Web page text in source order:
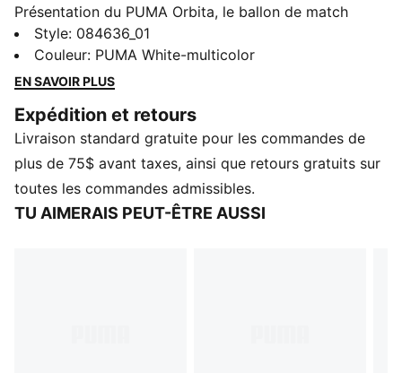
Présentation du PUMA Orbita, le ballon de match
officiel utilisé dans les ligues professionnelles de haut
niveau. Conçu pour des performances d'élite, il offre
un toucher, un vol et une précision supérieurs pour
DÉTAILS
Ballon cousu à la machine pour offrir une forme
parfaitement ronde
32 panneaux à surface égale pour assurer une grande
rétention de forme
Style: 084636_01
Couleur: PUMA White-multicolor
EN SAVOIR PLUS
Expédition et retours
Livraison standard gratuite pour les commandes de
plus de 75$ avant taxes, ainsi que retours gratuits sur
toutes les commandes admissibles.
TU AIMERAIS PEUT-ÊTRE AUSSI